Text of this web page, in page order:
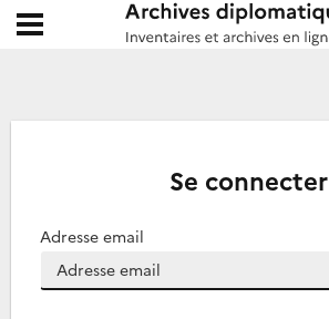
Archives diplomatiques
Ouvrir le menu déroulant
Se connecter
Adresse email